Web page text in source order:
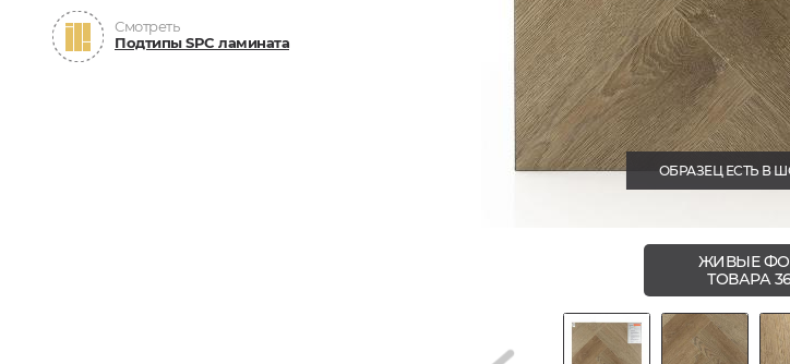
Смотреть
Подтипы SPC ламината
ОБРАЗЕЦ ЕСТЬ В
ЖИВЫЕ
ТОВАРА